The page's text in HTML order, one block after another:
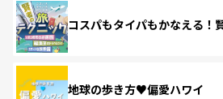
コスパもタイパもかなえる！
地球の歩き方♥偏愛ハワイ